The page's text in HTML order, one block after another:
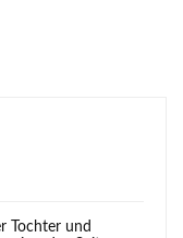
Tochter und